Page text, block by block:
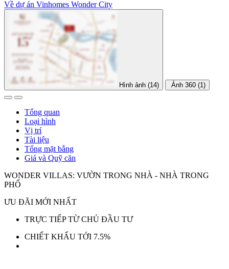
Về dự án Vinhomes Wonder City
Hình ảnh (14) Ảnh 360 (1)
Tổng quan
Loại hình
Vị trí
Tài liệu
Tổng mặt bằng
Giá và Quỹ căn
WONDER VILLAS: VƯỜN TRONG NHÀ - NHÀ TRONG
PHỐ
ƯU ĐÃI MỚI NHẤT
TRỰC TIẾP TỪ CHỦ ĐẦU TƯ
CHIẾT KHẤU TỚI 7.5%